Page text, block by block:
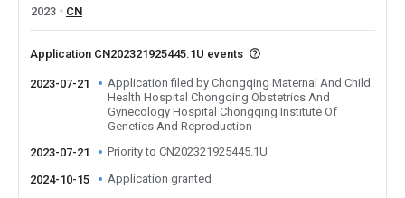
2023
CN
Application CN202321925445.1U events
2023-07-21
Application filed by Chongqing Maternal And Child
Health Hospital Chongqing Obstetrics And
Gynecology Hospital Chongqing Institute Of
Genetics And Reproduction
2023-07-21
Priority to CN202321925445.1U
2024-10-15 Application granted